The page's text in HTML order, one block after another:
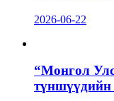
2026-06-22
“Монгол
түншүүдийн